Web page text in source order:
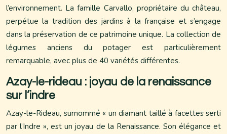
l’environnement. La famille Carvallo, propriétaire du château,
perpétue la tradition des jardins à la française et s’engage
dans la préservation de ce patrimoine unique. La collection de
légumes anciens du potager est particulièrement
remarquable, avec plus de 40 variétés différentes.
Azay-le-rideau : joyau de la renaissance
sur l’indre
Azay-le-Rideau, surnommé « un diamant taillé à facettes serti
par l’Indre », est un joyau de la Renaissance. Son élégance et